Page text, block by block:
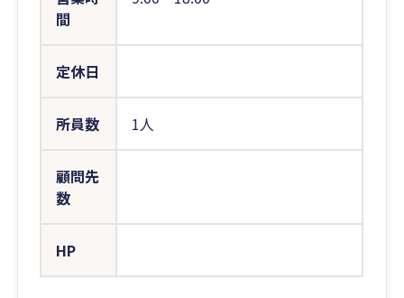
間
定休日
所員数 1人
顧問先
数
HP